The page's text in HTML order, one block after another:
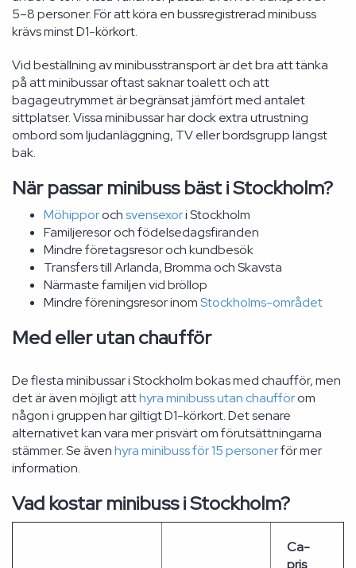
5–8 personer. För att köra en bussregistrerad minibuss
krävs minst D1-körkort.
Vid beställning av minibusstransport är det bra att tänka
på att minibussar oftast saknar toalett och att
bagageutrymmet är begränsat jämfört med antalet
sittplatser. Vissa minibussar har dock extra utrustning
ombord som ljudanläggning, TV eller bordsgrupp längst
bak.
När passar minibuss bäst i Stockholm?
Möhipporochsvensexori Stockholm
Familjeresor och födelsedagsfiranden
Mindre företagsresor och kundbesök
Transfers till Arlanda, Bromma och Skavsta
Närmaste familjen vid bröllop
Mindre föreningsresor inomStockholms-området
Med eller utan chaufför
De flesta minibussar i Stockholm bokas med chaufför, men
det är även möjligt atthyra minibuss utan chaufförom
någon i gruppen har giltigt D1-körkort. Det senare
alternativet kan vara mer prisvärt om förutsättningarna
stämmer. Se ävenhyra minibuss för 15 personerför mer
information.
Vad kostar minibuss i Stockholm?
Ca-
pris